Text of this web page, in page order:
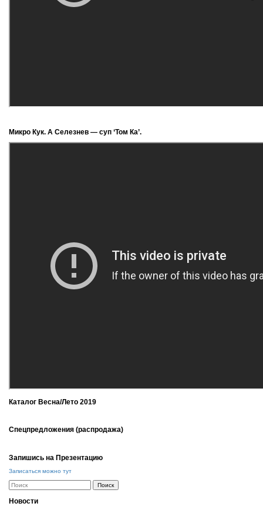
Микро Кук. А Селезнев — суп ‘Том Ка’.
Каталог Весна/Лето 2019
Спецпредложения (распродажа)
Запишись на Презентацию
Записаться можно тут
Новости